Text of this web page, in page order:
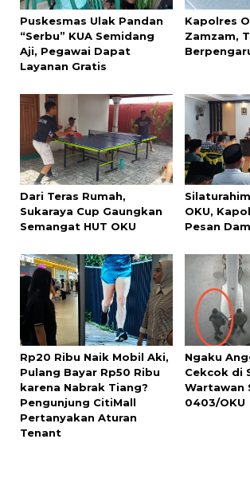
Puskesmas Ulak Pandan
“Serbu” KUA Semidang
Aji, Pegawai Dapat
Layanan Gratis
Kapolres
Zamzam,
Dari Teras Rumah,
Sukaraya Cup Gaungkan
Semangat HUT OKU
OKU,
Pesan
Rp20 Ribu Naik Mobil Aki,
Pulang Bayar Rp50 Ribu
karena Nabrak Tiang?
Pengunjung CitiMall
Pertanyakan Aturan
Tenant
Ngaku
Cekcok di
Wartawan
0403/OKU